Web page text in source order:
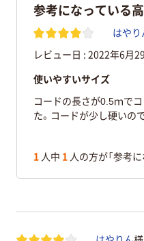
参考になっている
はやり
レビュー日 : 2022年6月
使いやすいサイズ
コードの長さが0.5ｍで
た。コードが少し硬いの
1 人中 1 人の方が「参考